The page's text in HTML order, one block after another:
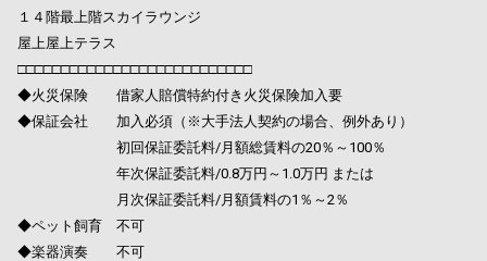
１４階最上階スカイラウンジ
屋上屋上テラス
□□□□□□□□□□□□□□□□□□□□□□□□□□□
◆火災保険 借家人賠償特約付き火災保険加入要
◆保証会社 加入必須（※大手法人契約の場合、例外あり）
初回保証委託料/月額総賃料の20％～100％
年次保証委託料/0.8万円～1.0万円 または
月次保証委託料/月額賃料の1％～2％
◆ペット飼育 不可
◆楽器演奏 不可